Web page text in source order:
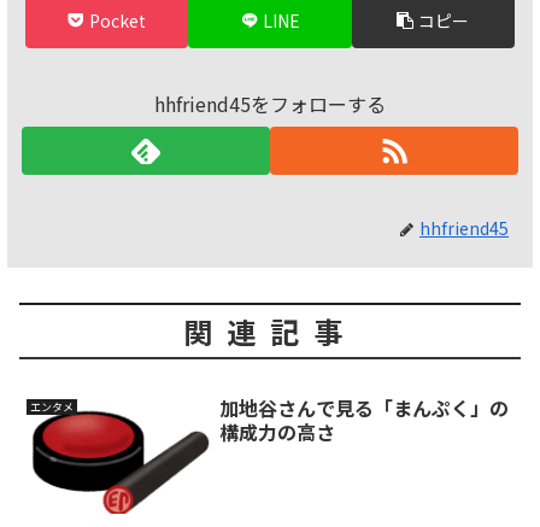
Pocket LINE コピー
hhfriend45をフォローする
hhfriend45
関連記事
エンタメ
加地谷さんで見る「まんぷく」の
構成力の高さ